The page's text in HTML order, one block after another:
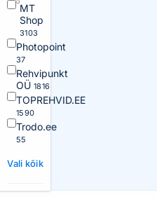
MT
Shop
3103
Photopoint
37
Rehvipunkt
OÜ 1816
TOPREHVID.EE
1590
Trodo.ee
55
Vali kõik